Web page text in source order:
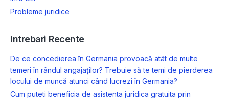
Probleme juridice
Intrebari Recente
De ce concedierea în Germania provoacă atât de multe
temeri în rândul angajaților? Trebuie să te temi de pierderea
locului de muncă atunci când lucrezi în Germania?
Cum puteti beneficia de asistenta juridica gratuita prin